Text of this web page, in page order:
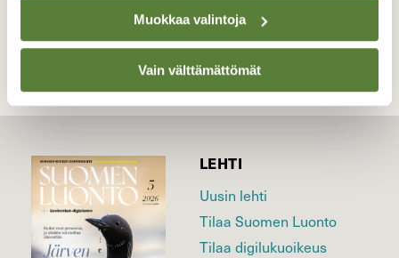
Muokkaa valintoja
Vain välttämättömät
LEHTI
Uusin lehti
Tilaa Suomen Luonto
Tilaa digilukuoikeus